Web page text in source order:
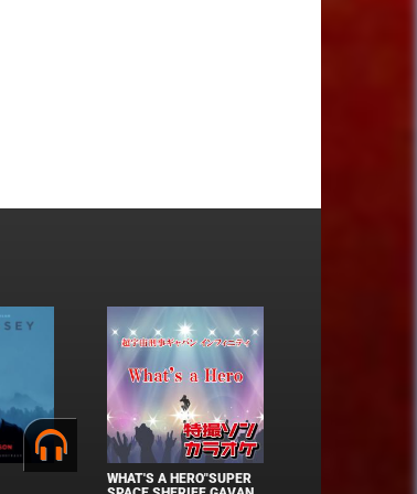
WHAT'S A HERO"SUPER